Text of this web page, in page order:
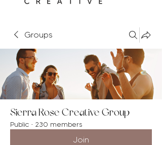
Groups
Sierra Rose Creative Group
Public · 230 members
Join